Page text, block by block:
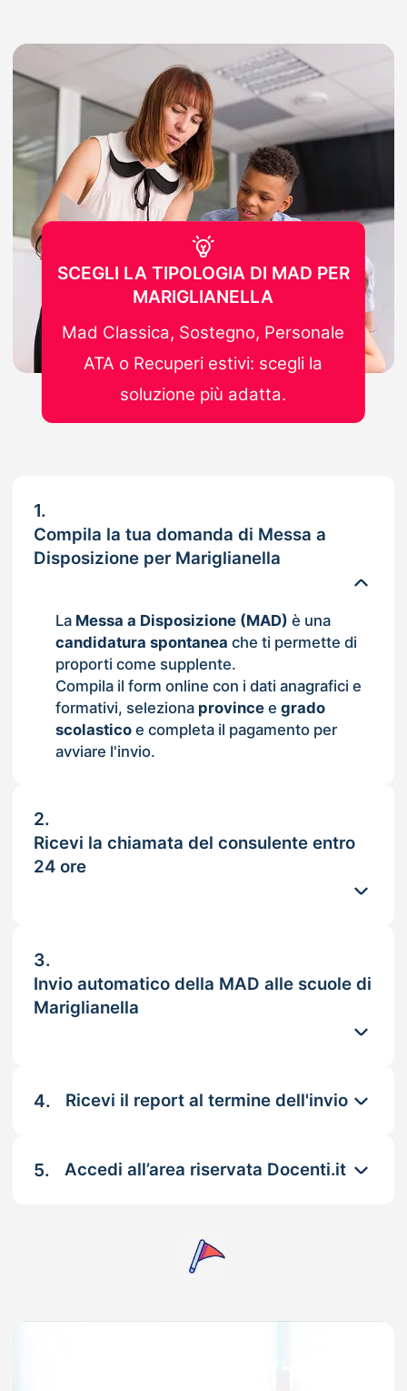
1.
Compila la tua domanda di Messa a
Disposizione per Mariglianella
La Messa a Disposizione (MAD) è una
candidatura spontanea che ti permette di
proporti come supplente.
Compila il form online con i dati anagrafici e
formativi, seleziona provincee grado
scolasticoe completa il pagamento per
avviare l'invio.
2.
Ricevi la chiamata del consulente entro
24 ore
3.
Invio automatico della MAD alle scuole di
Mariglianella
4. Ricevi il report al termine dell'invio
5. Accedi all’area riservata Docenti.it
SCEGLI LA TIPOLOGIA DI MAD PER
MARIGLIANELLA
Mad Classica, Sostegno, Personale
ATA o Recuperi estivi: scegli la
soluzione più adatta.